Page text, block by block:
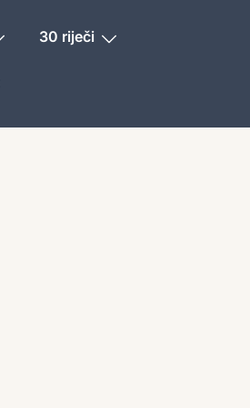
30 riječi